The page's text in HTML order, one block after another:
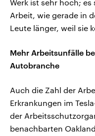
Werk ist sehr hoch;
Arbeit, wie gerade in
Leute länger, weil sie
Mehr Arbeitsunfälle
Autobranche
Auch die Zahl der
Erkrankungen im
der
benachbarten